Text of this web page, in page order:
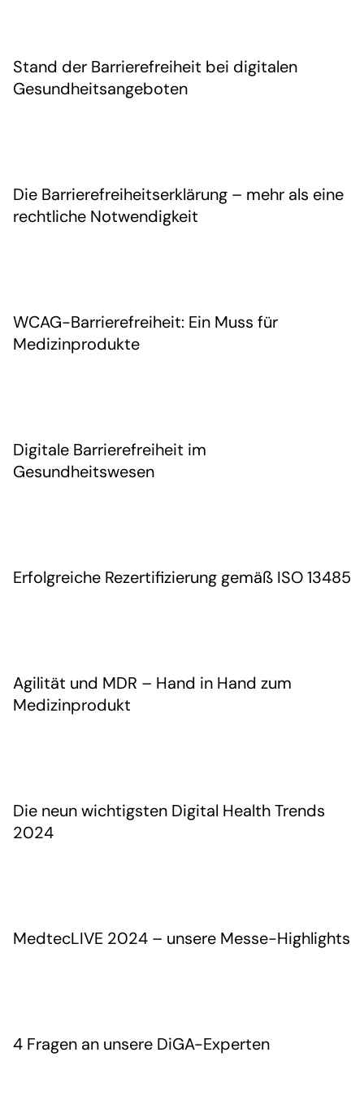
Stand der Barrierefreiheit bei digitalen
Gesundheitsangeboten
Die Barrierefreiheitserklärung – mehr als eine
rechtliche Notwendigkeit
WCAG-Barrierefreiheit: Ein Muss für
Medizinprodukte
Digitale Barrierefreiheit im
Gesundheitswesen
Erfolgreiche Rezertifizierung gemäß ISO 13485
Agilität und MDR – Hand in Hand zum
Medizinprodukt
Die neun wichtigsten Digital Health Trends
2024
MedtecLIVE 2024 – unsere Messe-Highlights
4 Fragen an unsere DiGA-Experten